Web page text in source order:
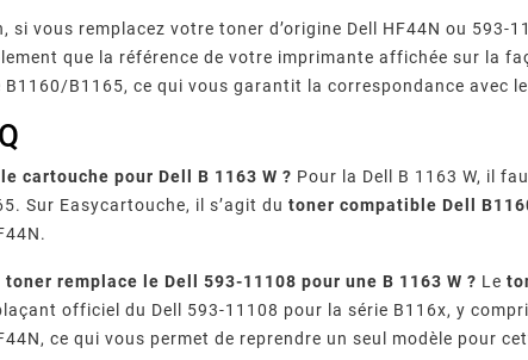
D’erreur Fréquents
Canon :
non reconnue…
de votre imprimante
et résolvez chaque
pas à pas.
Imprimante Epson : Que
Faire Face Au Message «
de réinitialisation en 7 étapes,
piège des mises à jour
si vous remplacez votre toner d’origine Dell HF44N ou
que la référence de votre imprimante affichée sur la
B1160/B1165, ce qui vous garantit la correspondance avec
cartouche pour Dell B 1163 W ? Pour la Dell B 1163 W, il
Sur Easycartouche, il s’agit dutoner compatible Dell
toner remplace le Dell 593-11108 pour une B 1163 W ? Le
officiel du Dell 593-11108 pour la série B116x, y
ce qui vous permet de reprendre un seul modèle pour